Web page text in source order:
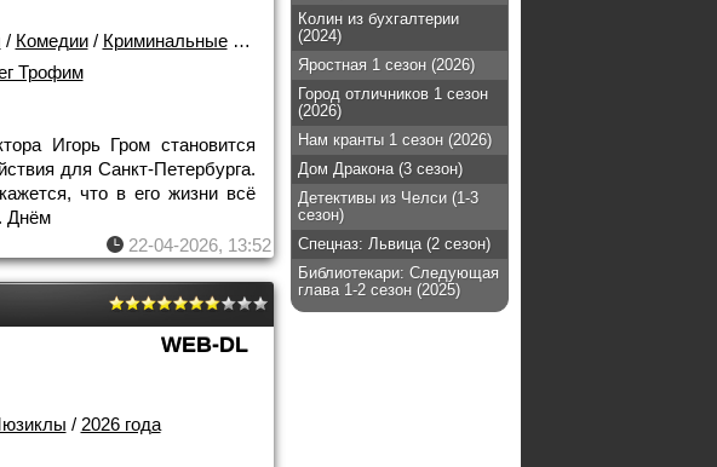
/ Комедии/ Криминальные/ Приключения
Трофим
Игорь Гром становится
для Санкт-Петербурга.
что в его жизни всё
Днём
22-04-2026, 13:52
WEB-DL
/ 2026 года
Колин из бухгалтерии
(2024)
Яростная 1 сезон (2026)
Город отличников 1 сезон
(2026)
Нам кранты 1 сезон (2026)
Дом Дракона (3 сезон)
Детективы из Челси (1-3
сезон)
Спецназ: Львица (2 сезон)
Библиотекари: Следующая
глава 1-2 сезон (2025)